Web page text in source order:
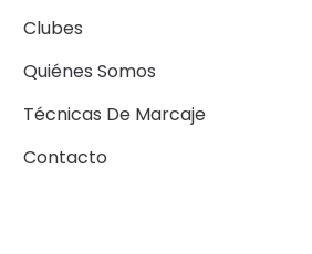
Clubes
Quiénes Somos
Técnicas De Marcaje
Contacto